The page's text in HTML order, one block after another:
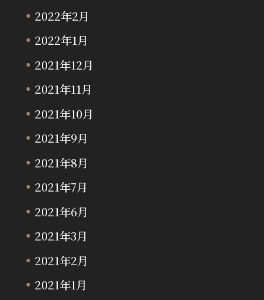
2022年2月
2022年1月
2021年12月
2021年11月
2021年10月
2021年9月
2021年8月
2021年7月
2021年6月
2021年3月
2021年2月
2021年1月